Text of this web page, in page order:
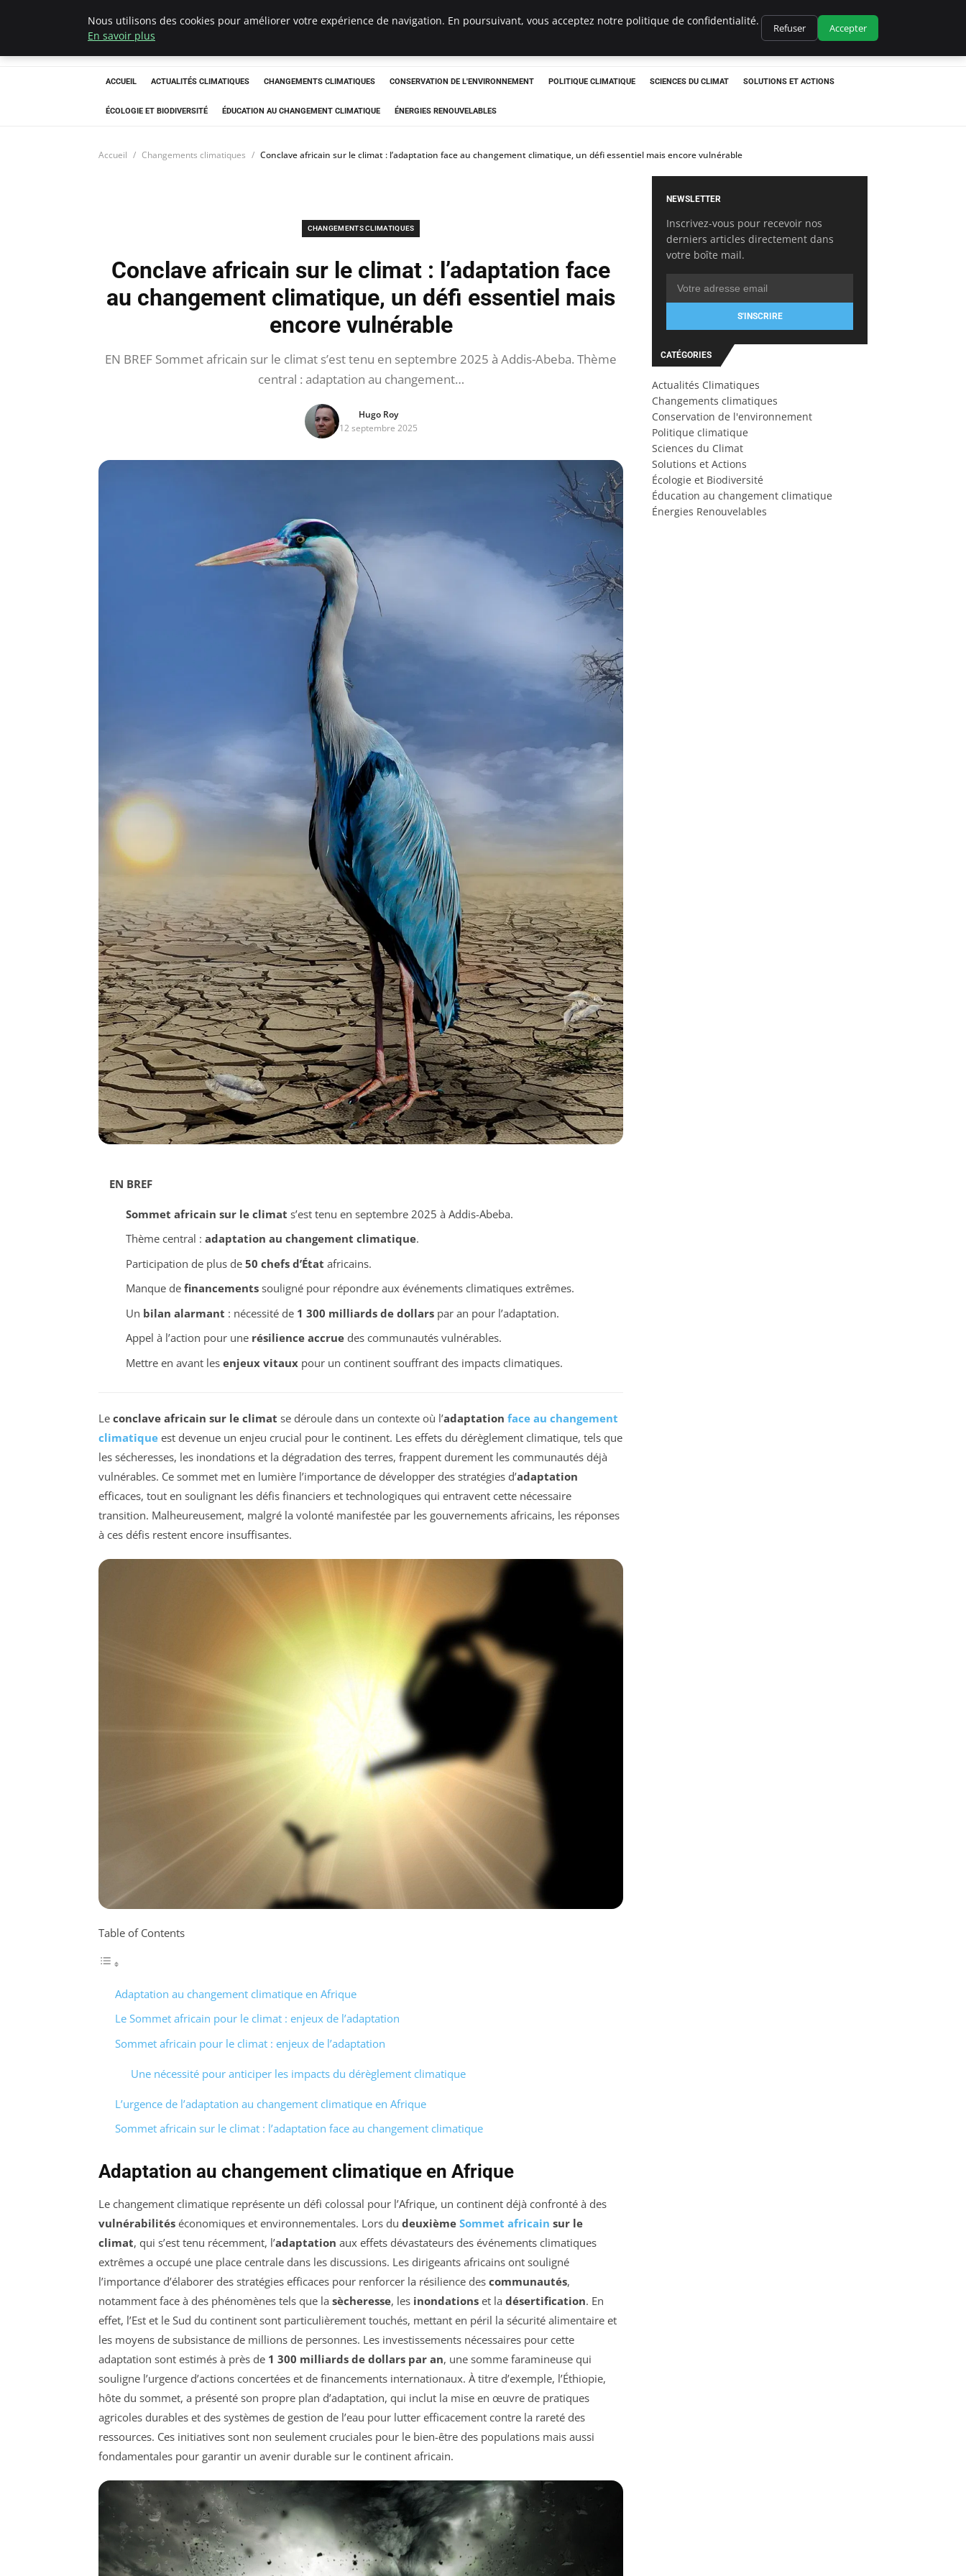
Climatedebtagents
ACCUEIL ACTUALITÉS CLIMATIQUES CHANGEMENTS CLIMATIQUES CONSERVATION DE L'ENVIRONNEMENT POLITIQUE CLIMATIQUE SCIENCES DU CLIMAT SOLUTIONS ET ACTIONS
ÉCOLOGIE ET BIODIVERSITÉ ÉDUCATION AU CHANGEMENT CLIMATIQUE ÉNERGIES RENOUVELABLES
Accueil Changements climatiques Conclave africain sur le climat : l’adaptation face au changement climatique, un défi essentiel mais encore vulnérable
CHANGEMENTS CLIMATIQUES
Conclave africain sur le climat : l’adaptation face
au changement climatique, un défi essentiel mais
encore vulnérable
EN BREF Sommet africain sur le climat s’est tenu en septembre 2025 à Addis-Abeba. Thème
central : adaptation au changement…
Hugo Roy
12 septembre 2025
EN BREF
Sommet africain sur le climat s’est tenu en septembre 2025 à Addis-Abeba.
Thème central : adaptation au changement climatique.
Participation de plus de 50 chefs d’État africains.
Manque de financementssouligné pour répondre aux événements climatiques extrêmes.
Un bilan alarmant : nécessité de 1 300 milliards de dollarspar an pour l’adaptation.
Appel à l’action pour une résilience accruedes communautés vulnérables.
Mettre en avant les enjeux vitauxpour un continent souffrant des impacts climatiques.
Le conclave africain sur le climat se déroule dans un contexte où l’adaptation face au changement
climatique est devenue un enjeu crucial pour le continent. Les effets du dérèglement climatique, tels que
les sécheresses, les inondations et la dégradation des terres, frappent durement les communautés déjà
vulnérables. Ce sommet met en lumière l’importance de développer des stratégies d’adaptation
efficaces, tout en soulignant les défis financiers et technologiques qui entravent cette nécessaire
transition. Malheureusement, malgré la volonté manifestée par les gouvernements africains, les réponses
à ces défis restent encore insuffisantes.
Table of Contents
Adaptation au changement climatique en Afrique
Le Sommet africain pour le climat : enjeux de l’adaptation
Sommet africain pour le climat : enjeux de l’adaptation
Une nécessité pour anticiper les impacts du dérèglement climatique
L’urgence de l’adaptation au changement climatique en Afrique
Sommet africain sur le climat : l’adaptation face au changement climatique
Adaptation au changement climatique en Afrique
Le changement climatique représente un défi colossal pour l’Afrique, un continent déjà confronté à des
vulnérabilités économiques et environnementales. Lors du deuxième Sommet africain sur le
climat, qui s’est tenu récemment, l’adaptation aux effets dévastateurs des événements climatiques
extrêmes a occupé une place centrale dans les discussions. Les dirigeants africains ont souligné
l’importance d’élaborer des stratégies efficaces pour renforcer la résilience des communautés,
notamment face à des phénomènes tels que la sècheresse, les inondations et la désertification. En
effet, l’Est et le Sud du continent sont particulièrement touchés, mettant en péril la sécurité alimentaire et
les moyens de subsistance de millions de personnes. Les investissements nécessaires pour cette
adaptation sont estimés à près de 1 300 milliards de dollars par an, une somme faramineuse qui
souligne l’urgence d’actions concertées et de financements internationaux. À titre d’exemple, l’Éthiopie,
hôte du sommet, a présenté son propre plan d’adaptation, qui inclut la mise en œuvre de pratiques
agricoles durables et des systèmes de gestion de l’eau pour lutter efficacement contre la rareté des
ressources. Ces initiatives sont non seulement cruciales pour le bien-être des populations mais aussi
fondamentales pour garantir un avenir durable sur le continent africain.
NEWSLETTER
Inscrivez-vous pour recevoir nos
derniers articles directement dans
votre boîte mail.
S'INSCRIRE
CATÉGORIES
Actualités Climatiques
Changements climatiques
Conservation de l'environnement
Politique climatique
Sciences du Climat
Solutions et Actions
Écologie et Biodiversité
Éducation au changement climatique
Énergies Renouvelables
Nous utilisons des cookies pour améliorer votre expérience de navigation. En poursuivant, vous acceptez notre politique de confidentialité.
En savoir plus
Refuser Accepter